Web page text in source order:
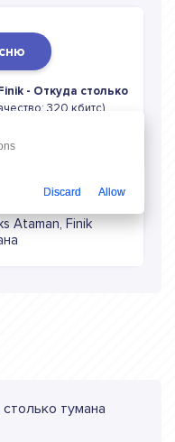
- Откуда столько
320 кбитс)
в режиме онлайн
Ataman, Finik
тумана
Discard Allow